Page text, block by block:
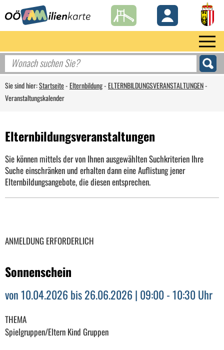
Sie sind hier:Startseite-Elternbildung-ELTERNBILDUNGSVERANSTALTUNGEN-
Veranstaltungskalender
Elternbildungsveranstaltungen
Sie können mittels der von Ihnen ausgewählten Suchkriterien Ihre
Suche einschränken und erhalten dann eine Auflistung jener
Elternbildungsangebote, die diesen entsprechen.
ANMELDUNG ERFORDERLICH
Sonnenschein
von 10.04.2026 bis 26.06.2026 | 09:00 - 10:30 Uhr
THEMA
Spielgruppen/Eltern Kind Gruppen